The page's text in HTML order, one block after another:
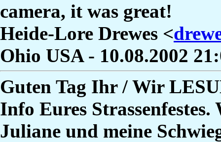
camera, it was great!
Heide-Lore Drewes <
Ohio USA - 10.08.2002
Guten Tag Ihr / Wir
Info Eures
Juliane und meine